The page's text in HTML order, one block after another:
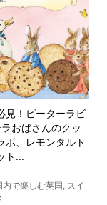
見！ピーターラビ
おばさんのクッ
ボ、レモンタルト
ト...
内で楽しむ英国 , スイ